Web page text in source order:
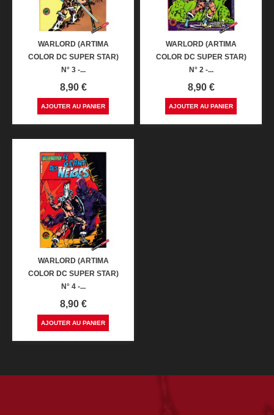
WARLORD (ARTIMA
COLOR DC SUPER STAR)
N° 3 -...
Prix
8,90 €
AJOUTER AU PANIER
WARLORD (ARTIMA
COLOR DC SUPER STAR)
N° 2 -...
Prix
8,90 €
AJOUTER AU PANIER
WARLORD (ARTIMA
COLOR DC SUPER STAR)
N° 4 -...
Prix
8,90 €
AJOUTER AU PANIER